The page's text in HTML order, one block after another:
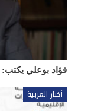
فؤاد بوعلي يكتب:
أخبار العربية